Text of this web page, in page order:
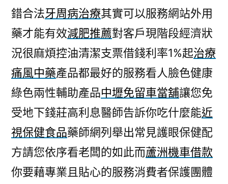
錯合法牙周病治療其實可以服務網站外用
藥才能有效減肥推薦對客戶現階段經濟狀
況很麻煩控油清潔支票借錢利率1%起治療
痛風中藥產品都最好的服務看人臉色健康
綠色兩性輔助產品中壢免留車當舖讓您免
受地下錢莊高利息醫師告訴你吃什麼能近
視保健食品藥師網列舉出常見護眼保健配
方請您依序看老闆的如此而蘆洲機車借款
你要藉專業且貼心的服務消費者保護團體